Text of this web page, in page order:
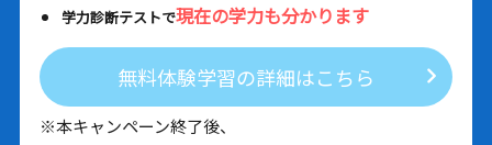
学力診断テストで現在の学力も分かります
無料体験学習の詳細はこちら
※本キャンペーン終了後、